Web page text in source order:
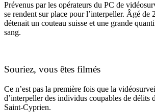
Prévenus par les opérateurs du PC de
se rendent sur place pour l’interpeller. Âgé de
détenait un couteau suisse et une grande
sang.
Souriez, vous êtes filmés
Ce n’est pas la première fois que la
d’interpeller des individus coupables de délits
Saint-Cyprien.